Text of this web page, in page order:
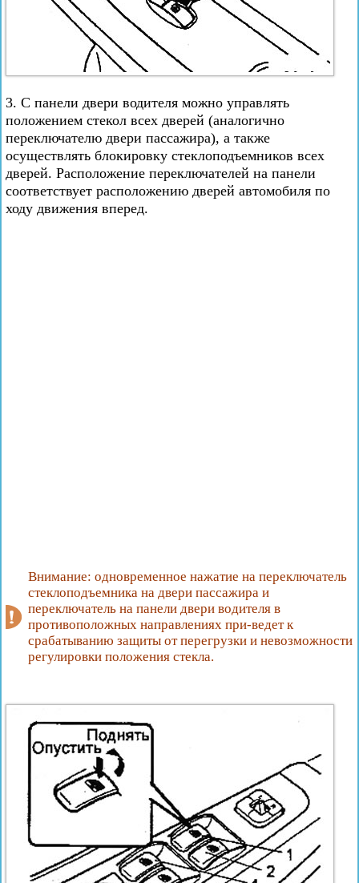
3. С панели двери водителя можно управлять
положением стекол всех дверей (аналогично
переключателю двери пассажира), а также
осуществлять блокировку стеклоподъемников всех
дверей. Расположение переключателей на панели
соответствует расположению дверей автомобиля по
ходу движения вперед.
Внимание: одновременное нажатие на переключатель
стеклоподъемника на двери пассажира и
переключатель на панели двери водителя в
противоположных направлениях при-ведет к
срабатыванию защиты от перегрузки и невозможности
регулировки положения стекла.